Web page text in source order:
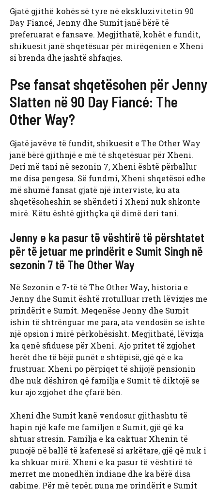
Gjatë gjithë kohës së tyre në ekskluzivitetin 90
Day Fiancé, Jenny dhe Sumit janë bërë të
preferuarat e fansave. Megjithatë, kohët e fundit,
shikuesit janë shqetësuar për mirëqenien e Xheni
si brenda dhe jashtë shfaqjes.
Pse fansat shqetësohen për Jenny
Slatten në 90 Day Fiancé: The
Other Way?
Gjatë javëve të fundit, shikuesit e The Other Way
janë bërë gjithnjë e më të shqetësuar për Xheni.
Deri më tani në sezonin 7, Xheni është përballur
me disa pengesa. Së fundmi, Xheni shqetësoi edhe
më shumë fansat gjatë një interviste, ku ata
shqetësoheshin se shëndeti i Xheni nuk shkonte
mirë. Këtu është gjithçka që dimë deri tani.
Jenny e ka pasur të vështirë të përshtatet
për të jetuar me prindërit e Sumit Singh në
sezonin 7 të The Other Way
Në Sezonin e 7-të të The Other Way, historia e
Jenny dhe Sumit është rrotulluar rreth lëvizjes me
prindërit e Sumit. Meqenëse Jenny dhe Sumit
ishin të shtrënguar me para, ata vendosën se ishte
një opsion i mirë përkohësisht. Megjithatë, lëvizja
ka qenë sfiduese për Xheni. Ajo pritet të zgjohet
herët dhe të bëjë punët e shtëpisë, gjë që e ka
frustruar. Xheni po përpiqet të shijojë pensionin
dhe nuk dëshiron që familja e Sumit të diktojë se
kur ajo zgjohet dhe çfarë bën.
Xheni dhe Sumit kanë vendosur gjithashtu të
hapin një kafe me familjen e Sumit, gjë që ka
shtuar stresin. Familja e ka caktuar Xhenin të
punojë në ballë të kafenesë si arkëtare, gjë që nuk i
ka shkuar mirë. Xheni e ka pasur të vështirë të
merret me monedhën indiane dhe ka bërë disa
gabime. Për më tepër, puna me prindërit e Sumit